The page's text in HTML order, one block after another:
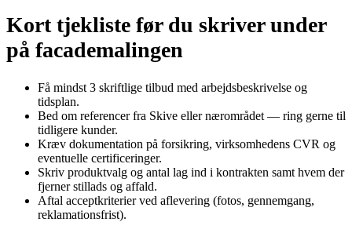
Kort tjekliste før du skriver under
på facademalingen
Få mindst 3 skriftlige tilbud med arbejdsbeskrivelse og
tidsplan.
Bed om referencer fra Skive eller nærområdet — ring gerne til
tidligere kunder.
Kræv dokumentation på forsikring, virksomhedens CVR og
eventuelle certificeringer.
Skriv produktvalg og antal lag ind i kontrakten samt hvem der
fjerner stillads og affald.
Aftal acceptkriterier ved aflevering (fotos, gennemgang,
reklamationsfrist).